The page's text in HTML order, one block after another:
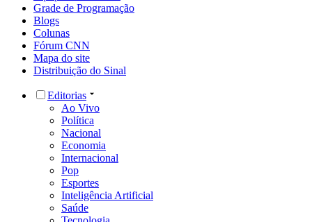
Grade de Programação
Blogs
Colunas
Fórum CNN
Mapa do site
Distribuição do Sinal
Editorias
Ao Vivo
Política
Nacional
Economia
Internacional
Pop
Esportes
Inteligência Artificial
Saúde